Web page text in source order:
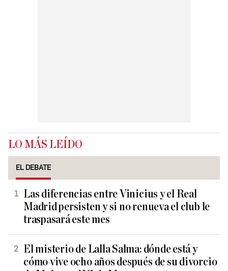
LO MÁS LEÍDO
EL DEBATE
Las diferencias entre Vinicius y el Real
Madrid persisten y si no renueva el club le
traspasará este mes
El misterio de Lalla Salma: dónde está y
cómo vive ocho años después de su divorcio